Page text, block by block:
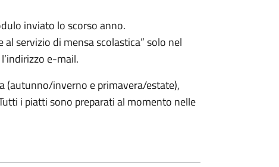
inviato lo scorso anno.
servizio di mensa scolastica” solo nel
e-mail.
(autunno/inverno e primavera/estate),
i piatti sono preparati al momento nelle